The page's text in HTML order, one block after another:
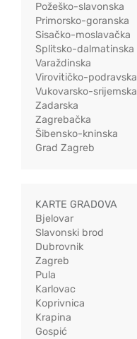
Požeško-slavonska
Primorsko-goranska
Sisačko-moslavačka
Splitsko-dalmatinska
Varaždinska
Virovitičko-podravska
Vukovarsko-srijemska
Zadarska
Zagrebačka
Šibensko-kninska
Grad Zagreb
KARTE GRADOVA
Bjelovar
Slavonski brod
Dubrovnik
Zagreb
Pula
Karlovac
Koprivnica
Krapina
Gospić